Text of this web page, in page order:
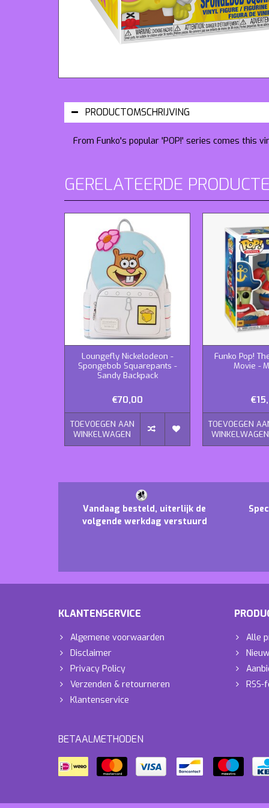
PRODUCTOMSCHRIJVING
From Funko's popular 'POP!' series comes this
GERELATEERDE
Loungefly Nickelodeon -
Spongebob Squarepants -
Sandy Backpack
€70,00
TOEVOEGEN AAN
WINKELWAGEN
Funko Pop!
Movie -
TOEVOEGEN
WINKELWAGEN
Vandaag besteld, uiterlijk de
volgende werkdag verstuurd
KLANTENSERVICE
Algemene voorwaarden
Disclaimer
Privacy Policy
Verzenden & retourneren
Klantenservice
Alle
RSS-
BETAALMETHODEN